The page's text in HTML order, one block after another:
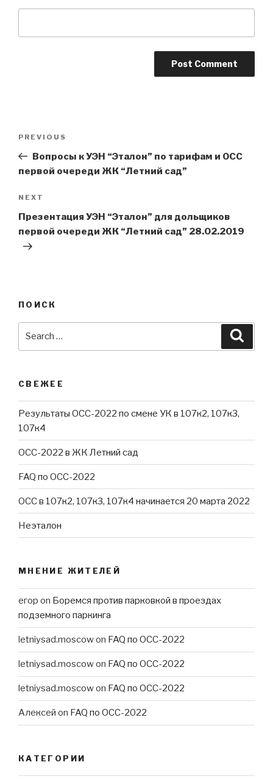
Previous
Post
PREVIOUS
Вопросы к УЭН “Эталон” по тарифам и ОСС
первой очереди ЖК “Летний сад”
Next
Post
NEXT
Презентация УЭН “Эталон” для дольщиков
первой очереди ЖК “Летний сад” 28.02.2019
ПОИСК
СВЕЖЕЕ
Результаты ОСС-2022 по смене УК в 107к2, 107к3,
107к4
ОСС-2022 в ЖК Летний сад
FAQ по ОСС-2022
ОСС в 107к2, 107к3, 107к4 начинается 20 марта 2022
Неэталон
МНЕНИЕ ЖИТЕЛЕЙ
егор on Боремся против парковкой в проездах
подземного паркинга
letniysad.moscowon FAQ по ОСС-2022
letniysad.moscowon FAQ по ОСС-2022
letniysad.moscowon FAQ по ОСС-2022
Алексей on FAQ по ОСС-2022
КАТЕГОРИИ